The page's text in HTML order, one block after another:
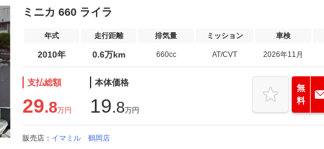
ミニカ 660 ライラ
年式 走行距離 排気量 ミッション 車検
2010年 0.6万km 660cc AT/CVT 2026年11月
支払総額
29.8万円
本体価格
19.8万円
無
料
販売店： イマミル 鶴岡店